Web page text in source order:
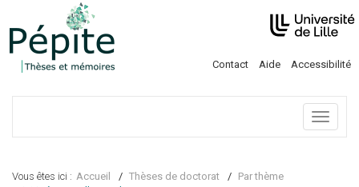
Contact Aide Accessibilité
Menu
Vous êtes ici : Accueil Thèses de doctorat
Par thème